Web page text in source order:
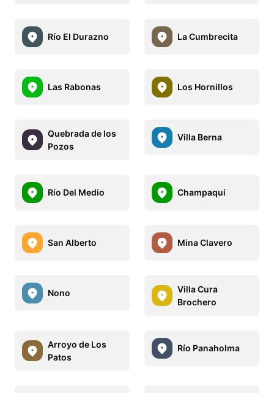
Río El Durazno La Cumbrecita
Las Rabonas Los Hornillos
Quebrada de los
Pozos
Villa Berna
Río Del Medio Champaquí
San Alberto Mina Clavero
Nono
Villa Cura
Brochero
Arroyo de Los
Patos
Río Panaholma